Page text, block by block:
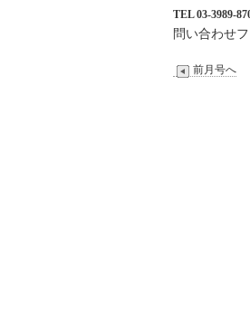
TEL 03-3989-
問い合わせ
前月号へ